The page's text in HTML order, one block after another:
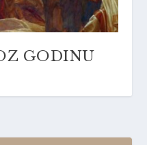
GODINU